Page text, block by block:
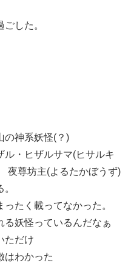
した。
の神系妖怪(？)
・ヒザルサマ(ヒサルキ
尊坊主(よるたかぼうず)
たく載ってなかった。
る妖怪っているんだなぁ
ただけ
はわかった